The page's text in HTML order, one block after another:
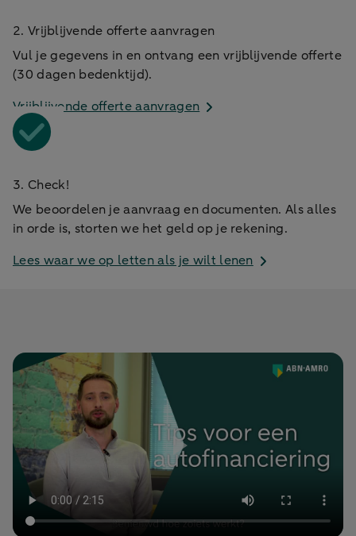
2. Vrijblijvende offerte aanvragen
Vul je gegevens in en ontvang een vrijblijvende offerte
(30 dagen bedenktijd).
Vrijblijvende offerte aanvragen
3. Check!
We beoordelen je aanvraag en documenten. Als alles
in orde is, storten we het geld op je rekening.
Lees waar we op letten als je wilt lenen